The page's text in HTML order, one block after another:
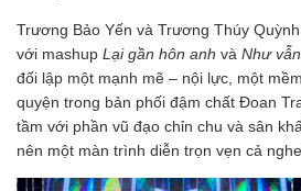
Trương Bảo Yến và Trương Thúy
với mashup Lại gần hôn anh và Như
đối lập một mạnh mẽ – nội lực, một
quyện trong bản phối đậm chất Đoan
tầm với phần vũ đạo chỉn chu và sân
nên một màn trình diễn trọn vẹn cả